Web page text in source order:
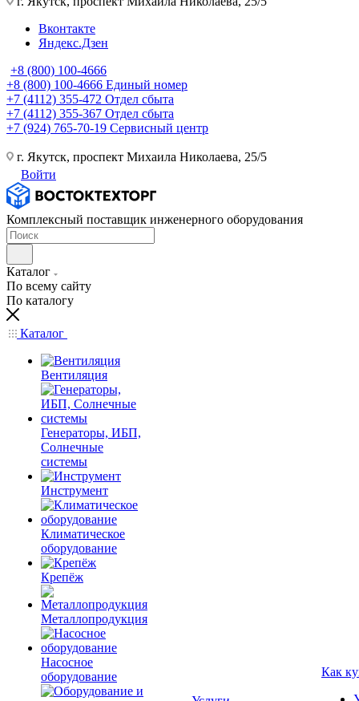
Вконтакте
Яндекс.Дзен
+8 (800) 100-4666
+8 (800) 100-4666 Единый номер
+7 (4112) 355-472 Отдел сбыта
+7 (4112) 355-367 Отдел сбыта
+7 (924) 765-70-19 Сервисный центр
г. Якутск, проспект Михаила Николаева, 25/5
Войти
Комплексный поставщик инженерного оборудования
Каталог
По всему сайту
По каталогу
Каталог
Вентиляция
Генераторы, ИБП,
Солнечные
системы
Инструмент
Климатическое
оборудование
Крепёж
Металлопродукция
Насосное
оборудование
Как